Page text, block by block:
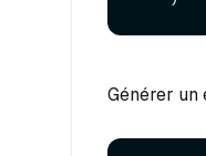
Générer